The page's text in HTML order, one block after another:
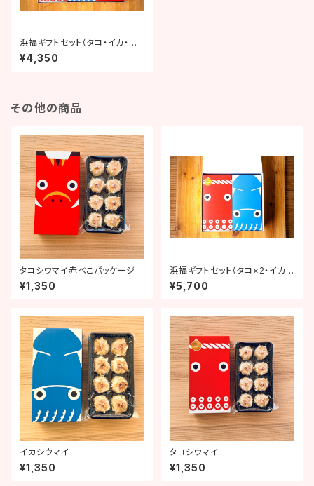
浜福ギフトセット（タコ・イカ・赤
べこ）
¥4,350
その他の商品
タコシウマイ赤べこパッケージ
¥1,350
浜福ギフトセット（タコ×2・イカ×
2）
¥5,700
イカシウマイ
¥1,350
タコシウマイ
¥1,350